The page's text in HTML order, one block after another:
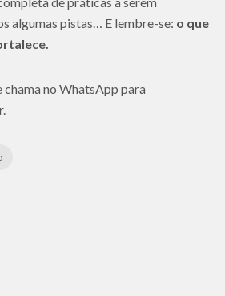
algumas pistas… E lembre-se: o que
no WhatsApp para